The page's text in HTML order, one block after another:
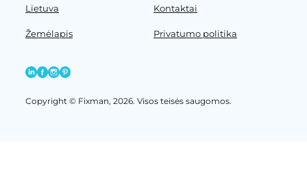
Lietuva
Žemėlapis
Kontaktai
Privatumo politika
Copyright © Fixman, 2026. Visos teisės saugomos.